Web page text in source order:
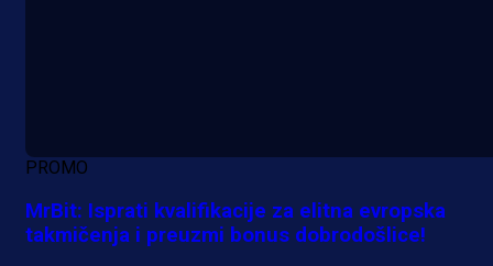
PROMO
MrBit: Isprati kvalifikacije za elitna evropska
takmičenja i preuzmi bonus dobrodošlice!